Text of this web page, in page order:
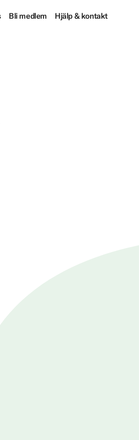
Bli medlem Hjälp & kontakt